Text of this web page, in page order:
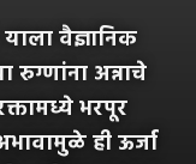
वैज्ञानिक
अन्नाचे
भरपूर
ही ऊर्जा